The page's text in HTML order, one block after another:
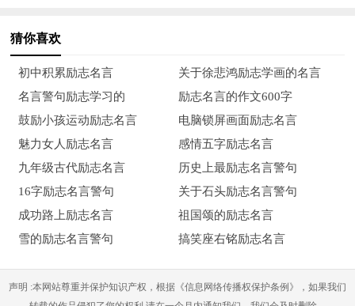
31、宁在人前全不会，莫在人前会不全。——《增广贤文》
32、自重者然后人重，人轻者便是自轻。——《增广贤文》
34、能而示之以不能，用而示之以不用。——《孙子兵法》
36、东屋未补西屋破，前帐未还后又拖。——《增广贤文》
38、天地之性，人为贵。人之行，莫大于孝。——《孝经》
猜你喜欢
初中积累励志名言
关于徐悲鸿励志学画的名言
名言警句励志学习的
励志名言的作文600字
鼓励小孩运动励志名言
电脑锁屏画面励志名言
魅力女人励志名言
感情五字励志名言
九年级古代励志名言
历史上最励志名言警句
16字励志名言警句
关于石头励志名言警句
成功路上励志名言
祖国颂的励志名言
雪的励志名言警句
搞笑座右铭励志名言
声明 :本网站尊重并保护知识产权，根据《信息网络传播权保护条例》，如果我们